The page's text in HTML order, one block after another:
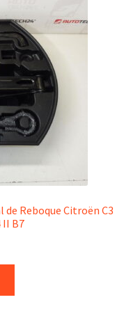
de Reboque Citroën C3
II B7